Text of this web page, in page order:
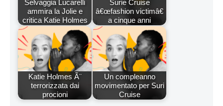
Selvaggia Lucarelli
ammira la Jolie e
critica Katie Holmes
Surie Cruise
â€œfashion victimâ€
a cinque anni
Katie Holmes Ã¨
terrorizzata dai
procioni
Un compleanno
movimentato per Suri
Cruise